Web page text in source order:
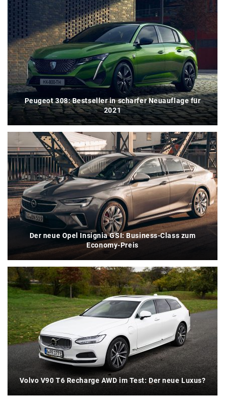
Peugeot 308: Bestseller in scharfer Neuauflage für
2021
Der neue Opel Insignia GSI: Business-Class zum
Economy-Preis
Volvo V90 T6 Recharge AWD im Test: Der neue Luxus?